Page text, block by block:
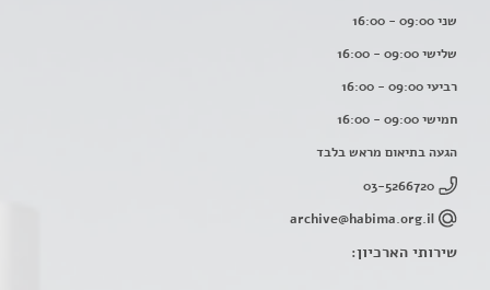
שני 09:00 - 16:00
שלישי 09:00 - 16:00
רביעי 09:00 - 16:00
חמישי 09:00 - 16:00
הגעה בתיאום מראש בלבד
03-5266720
archive@habima.org.il
שירותי הארכיון: